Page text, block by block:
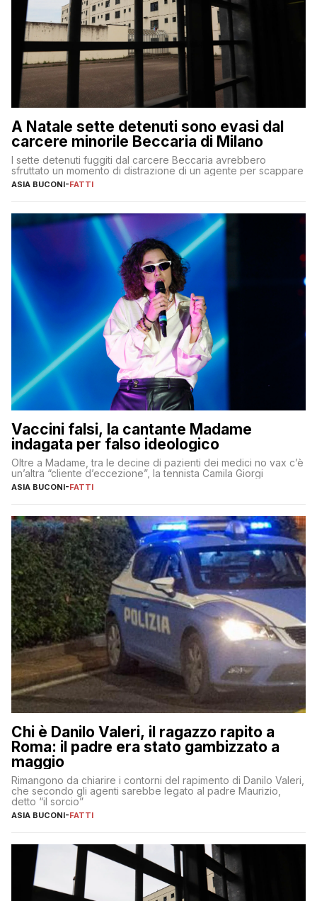
A Natale sette detenuti sono evasi dal
carcere minorile Beccaria di Milano
I sette detenuti fuggiti dal carcere Beccaria avrebbero
sfruttato un momento di distrazione di un agente per scappare
ASIA BUCONI-FATTI
Vaccini falsi, la cantante Madame
indagata per falso ideologico
Oltre a Madame, tra le decine di pazienti dei medici no vax c’è
un’altra “cliente d’eccezione”, la tennista Camila Giorgi
ASIA BUCONI-FATTI
Chi è Danilo Valeri, il ragazzo rapito a
Roma: il padre era stato gambizzato a
maggio
Rimangono da chiarire i contorni del rapimento di Danilo Valeri,
che secondo gli agenti sarebbe legato al padre Maurizio,
detto “il sorcio”
ASIA BUCONI-FATTI